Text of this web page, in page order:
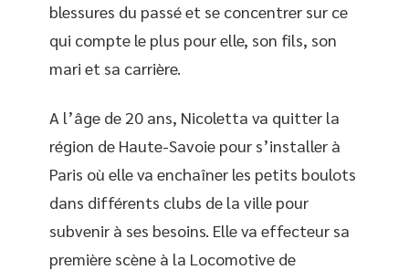
blessures du passé et se concentrer sur ce
qui compte le plus pour elle, son fils, son
mari et sa carrière.
A l’âge de 20 ans, Nicoletta va quitter la
région de Haute-Savoie pour s’installer à
Paris où elle va enchaîner les petits boulots
dans différents clubs de la ville pour
subvenir à ses besoins. Elle va effecteur sa
première scène à la Locomotive de